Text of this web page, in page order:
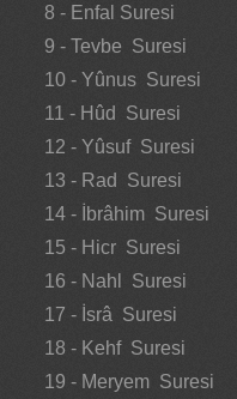
8 - Enfal Suresi
9 - Tevbe Suresi
10 - Yûnus Suresi
11 - Hûd Suresi
12 - Yûsuf Suresi
13 - Rad Suresi
14 - İbrâhim Suresi
15 - Hicr Suresi
16 - Nahl Suresi
17 - İsrâ Suresi
18 - Kehf Suresi
19 - Meryem Suresi